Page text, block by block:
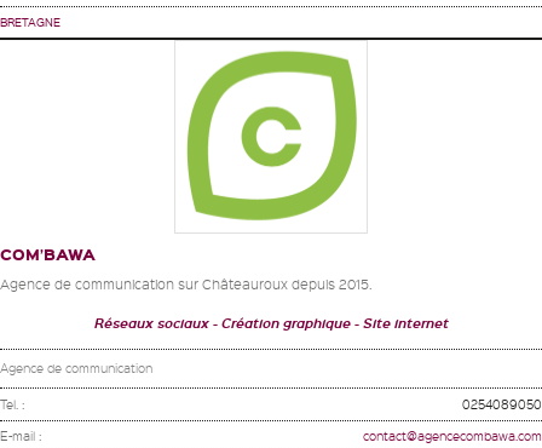
BRETAGNE
COM’BAWA
Agence de communication sur Châteauroux depuis 2015.
Réseaux sociaux Création graphique Site internet
Agence de communication
Tel. : 0254089050
E-mail : contact@agencecombawa.com